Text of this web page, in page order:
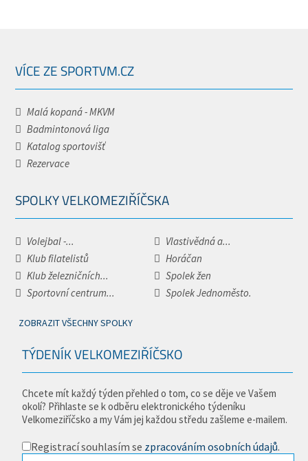
VÍCE ZE SPORTVM.CZ
Malá kopaná - MKVM
Badmintonová liga
Katalog sportovišť
Rezervace
SPOLKY VELKOMEZIŘÍČSKA
Volejbal -...
Vlastivědná a...
Klub filatelistů
Horáčan
Klub železničních...
Spolek žen
Sportovní centrum...
Spolek Jednoměsto.
ZOBRAZIT VŠECHNY SPOLKY
TÝDENÍK VELKOMEZIŘÍČSKO
Chcete mít každý týden přehled o tom, co se děje ve Vašem
okolí? Přihlaste se k odběru elektronického týdeníku
Velkomeziříčsko a my Vám jej každou středu zašleme e-mailem.
Registrací souhlasím se zpracováním osobních údajů.